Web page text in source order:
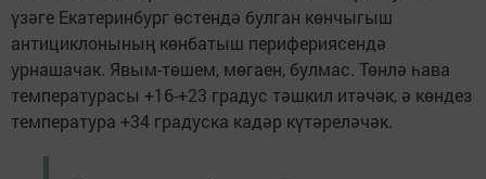
үзәге Екатеринбург өстендә булган көнчыгыш
антициклонының көнбатыш перифериясендә
урнашачак. Явым-төшем, мөгаен, булмас. Төнлә һава
температурасы +16-+23 градус тәшкил итәчәк, ә көндез
температура +34 градуска кадәр күтәреләчәк.